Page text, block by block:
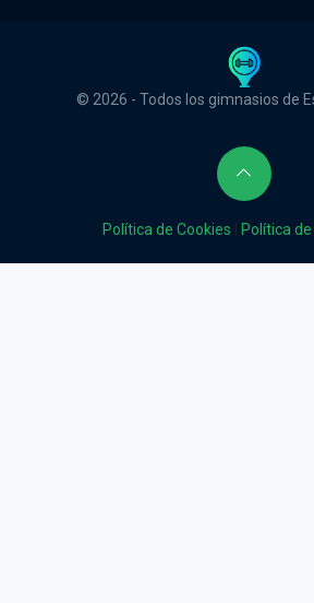
© 2026 - Todos los gimnasios de
Política de Cookies Política